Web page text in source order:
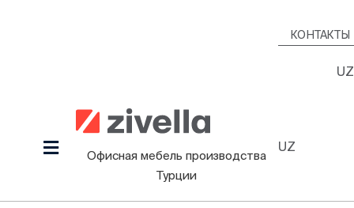
КОНТАКТЫ
UZ
Toggle
Продукция
Офисная мебель производства
Турции
UZ